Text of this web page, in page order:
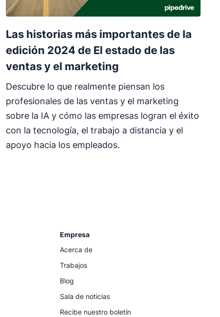
Las historias más importantes de la
edición 2024 de El estado de las
ventas y el marketing
Descubre lo que realmente piensan los
profesionales de las ventas y el marketing
sobre la IA y cómo las empresas logran el éxito
con la tecnología, el trabajo a distancia y el
apoyo hacia los empleados.
Empresa
Acerca de
Trabajos
Blog
Sala de noticias
Recibe nuestro boletín